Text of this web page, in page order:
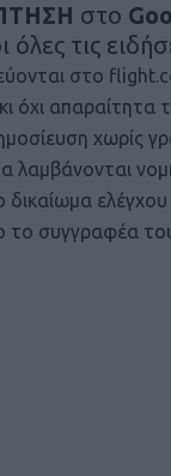
στο
τις
στο
όχι απαραίτητα
χωρίς
λαμβάνονται
δικαίωμα
το συγγραφέα